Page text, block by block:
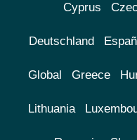
Cyprus
Deutschland
Global Greece
Lithuania